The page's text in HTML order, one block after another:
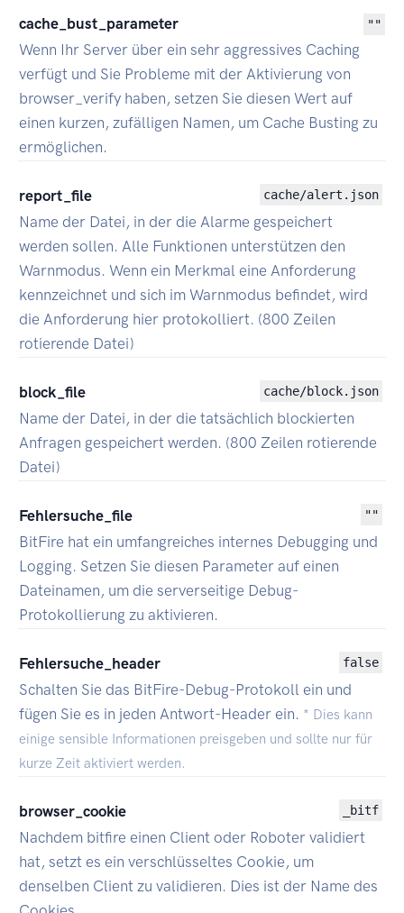
cache_bust_parameter ""
Wenn Ihr Server über ein sehr aggressives Caching
verfügt und Sie Probleme mit der Aktivierung von
browser_verify haben, setzen Sie diesen Wert auf
einen kurzen, zufälligen Namen, um Cache Busting zu
ermöglichen.
report_file cache/alert.json
Name der Datei, in der die Alarme gespeichert
werden sollen. Alle Funktionen unterstützen den
Warnmodus. Wenn ein Merkmal eine Anforderung
kennzeichnet und sich im Warnmodus befindet, wird
die Anforderung hier protokolliert. (800 Zeilen
rotierende Datei)
block_file cache/block.json
Name der Datei, in der die tatsächlich blockierten
Anfragen gespeichert werden. (800 Zeilen rotierende
Datei)
Fehlersuche_file ""
BitFire hat ein umfangreiches internes Debugging und
Logging. Setzen Sie diesen Parameter auf einen
Dateinamen, um die serverseitige Debug-
Protokollierung zu aktivieren.
Fehlersuche_header false
Schalten Sie das BitFire-Debug-Protokoll ein und
fügen Sie es in jeden Antwort-Header ein. * Dies kann
einige sensible Informationen preisgeben und sollte nur für
kurze Zeit aktiviert werden.
browser_cookie _bitf
Nachdem bitfire einen Client oder Roboter validiert
hat, setzt es ein verschlüsseltes Cookie, um
denselben Client zu validieren. Dies ist der Name des